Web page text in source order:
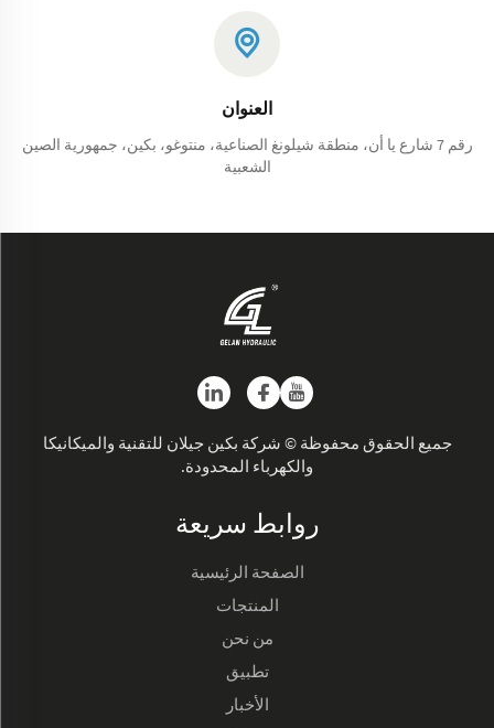
العنوان
رقم 7 شارع يا أن، منطقة شيلونغ الصناعية، منتوغو، بكين، جمهورية الصين
الشعبية
جميع الحقوق محفوظة © شركة بكين جيلان للتقنية والميكانيكا
والكهرباء المحدودة.
روابط سريعة
الصفحة الرئيسية
المنتجات
من نحن
تطبيق
الأخبار